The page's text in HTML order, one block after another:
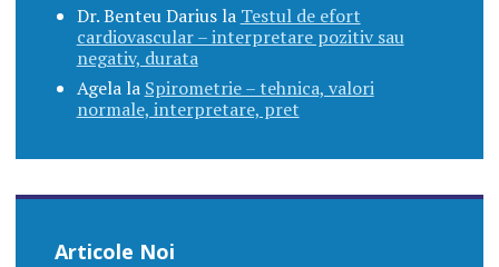
Dr. Benteu Dariusla Testul de efort
cardiovascular – interpretare pozitiv sau
negativ, durata
Agelala Spirometrie – tehnica, valori
normale, interpretare, pret
Articole Noi